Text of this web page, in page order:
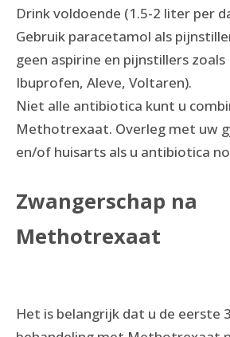
Drink voldoende (1.5-2 liter per
Gebruik paracetamol als
geen aspirine en pijnstillers zoals
Ibuprofen, Aleve, Voltaren).
Niet alle antibiotica kunt u
Methotrexaat. Overleg met uw
en/of huisarts als u antibiotica
Zwangerschap na
Methotrexaat
Het is belangrijk dat u de eerste